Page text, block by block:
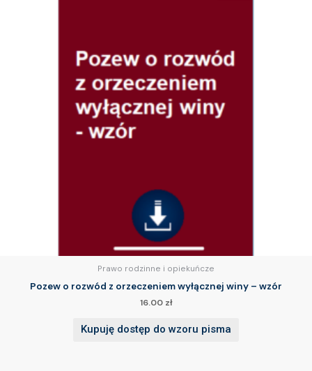
Prawo rodzinne i opiekuńcze
Pozew o rozwód z orzeczeniem wyłącznej winy – wzór
16.00 zł
Kupuję dostęp do wzoru pisma